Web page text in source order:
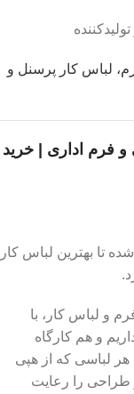
لباس کار پرسنل و
و فرم اداری | خرید
تا بهترین لباس کار
و لباس کار، با
و هم کارگاه
هر لباسی که از هپی
طراحی را رعایت